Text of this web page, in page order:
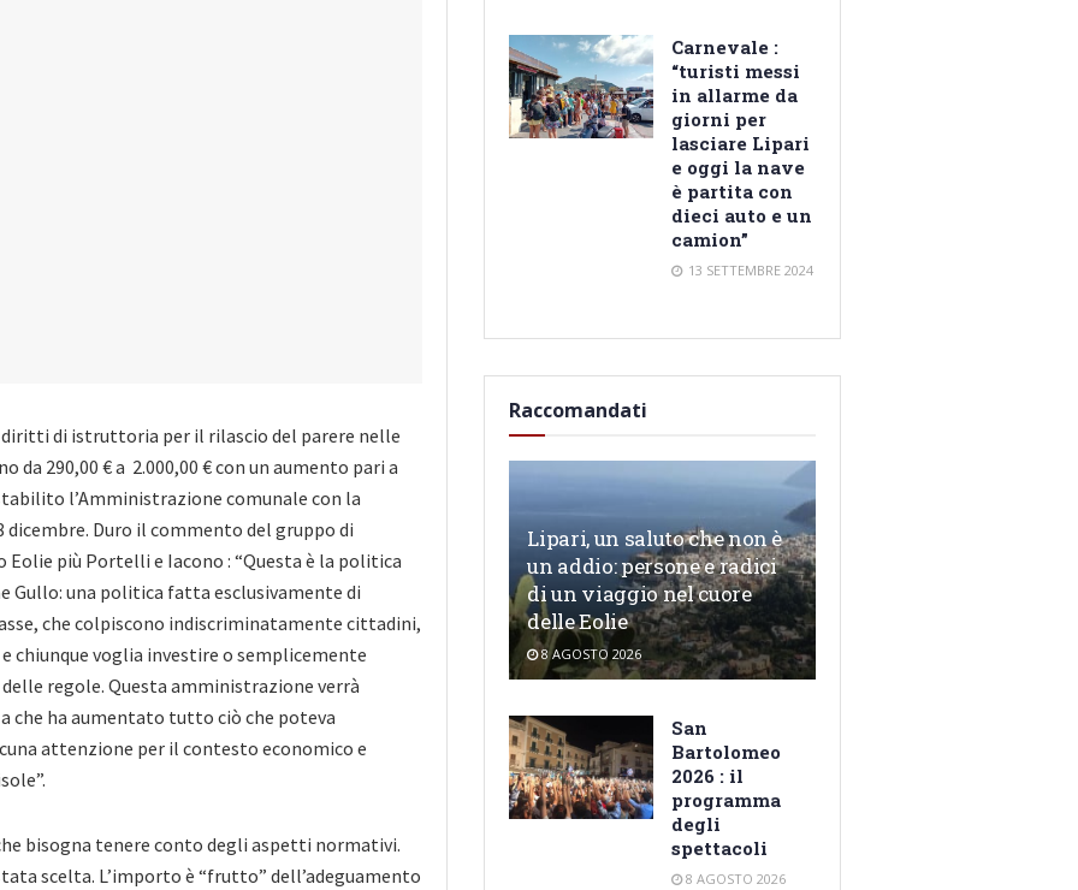
diritti di istruttoria per il rilascio del parere nelle
da 290,00 € a 2.000,00 € con un aumento pari a
l’Amministrazione comunale con la
dicembre. Duro il commento del gruppo di
Eolie più Portelli e Iacono : “Questa è la politica
Gullo: una politica fatta esclusivamente di
che colpiscono indiscriminatamente cittadini,
chiunque voglia investire o semplicemente
regole. Questa amministrazione verrà
che ha aumentato tutto ciò che poteva
attenzione per il contesto economico e
bisogna tenere conto degli aspetti normativi.
scelta. L’importo è “frutto” dell’adeguamento
Carnevale :
“turisti messi
in allarme da
giorni per
lasciare Lipari
e oggi la nave
è partita con
dieci auto e un
camion”
13 SETTEMBRE 2024
Raccomandati
Lipari, un saluto che non è
un addio: persone e radici
di un viaggio nel cuore
delle Eolie
8 AGOSTO 2026
San
Bartolomeo
2026 : il
programma
degli
spettacoli
8 AGOSTO 2026